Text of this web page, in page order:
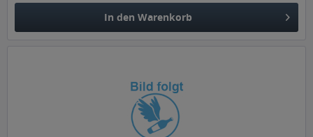
In den Warenkorb